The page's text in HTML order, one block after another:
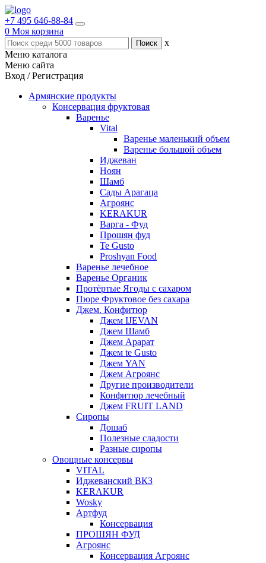
+7 495 646-88-84
0 Моя корзина
x
Меню каталога
Меню сайта
Вход / Регистрация
Армянские продукты
Консервация фруктовая
Варенье
Vital
Варенье маленький объем
Варенье большой объем
Иджеван
Ноян
Шамб
Сады Арагаца
Агроянс
KERAKUR
Варга - Фуд
Прошян фуд
Te Gusto
Proshyan Food
Варенье лечебное
Варенье Органик
Протёртые Ягоды с сахаром
Пюре Фруктовое без сахара
Джем. Конфитюр
Джем IJEVAN
Джем Шамб
Джем Арарат
Джем te Gusto
Джем YAN
Джем Агроянс
Другие производители
Конфитюр лечебный
Джем FRUIT LAND
Сиропы
Дошаб
Полезные сладости
Разные сиропы
Овощные консервы
VITAL
Иджеванский ВКЗ
KERAKUR
Wosky
Артфуд
Консервация
ПРОШЯН ФУД
Агроянс
Консервация Агроянс